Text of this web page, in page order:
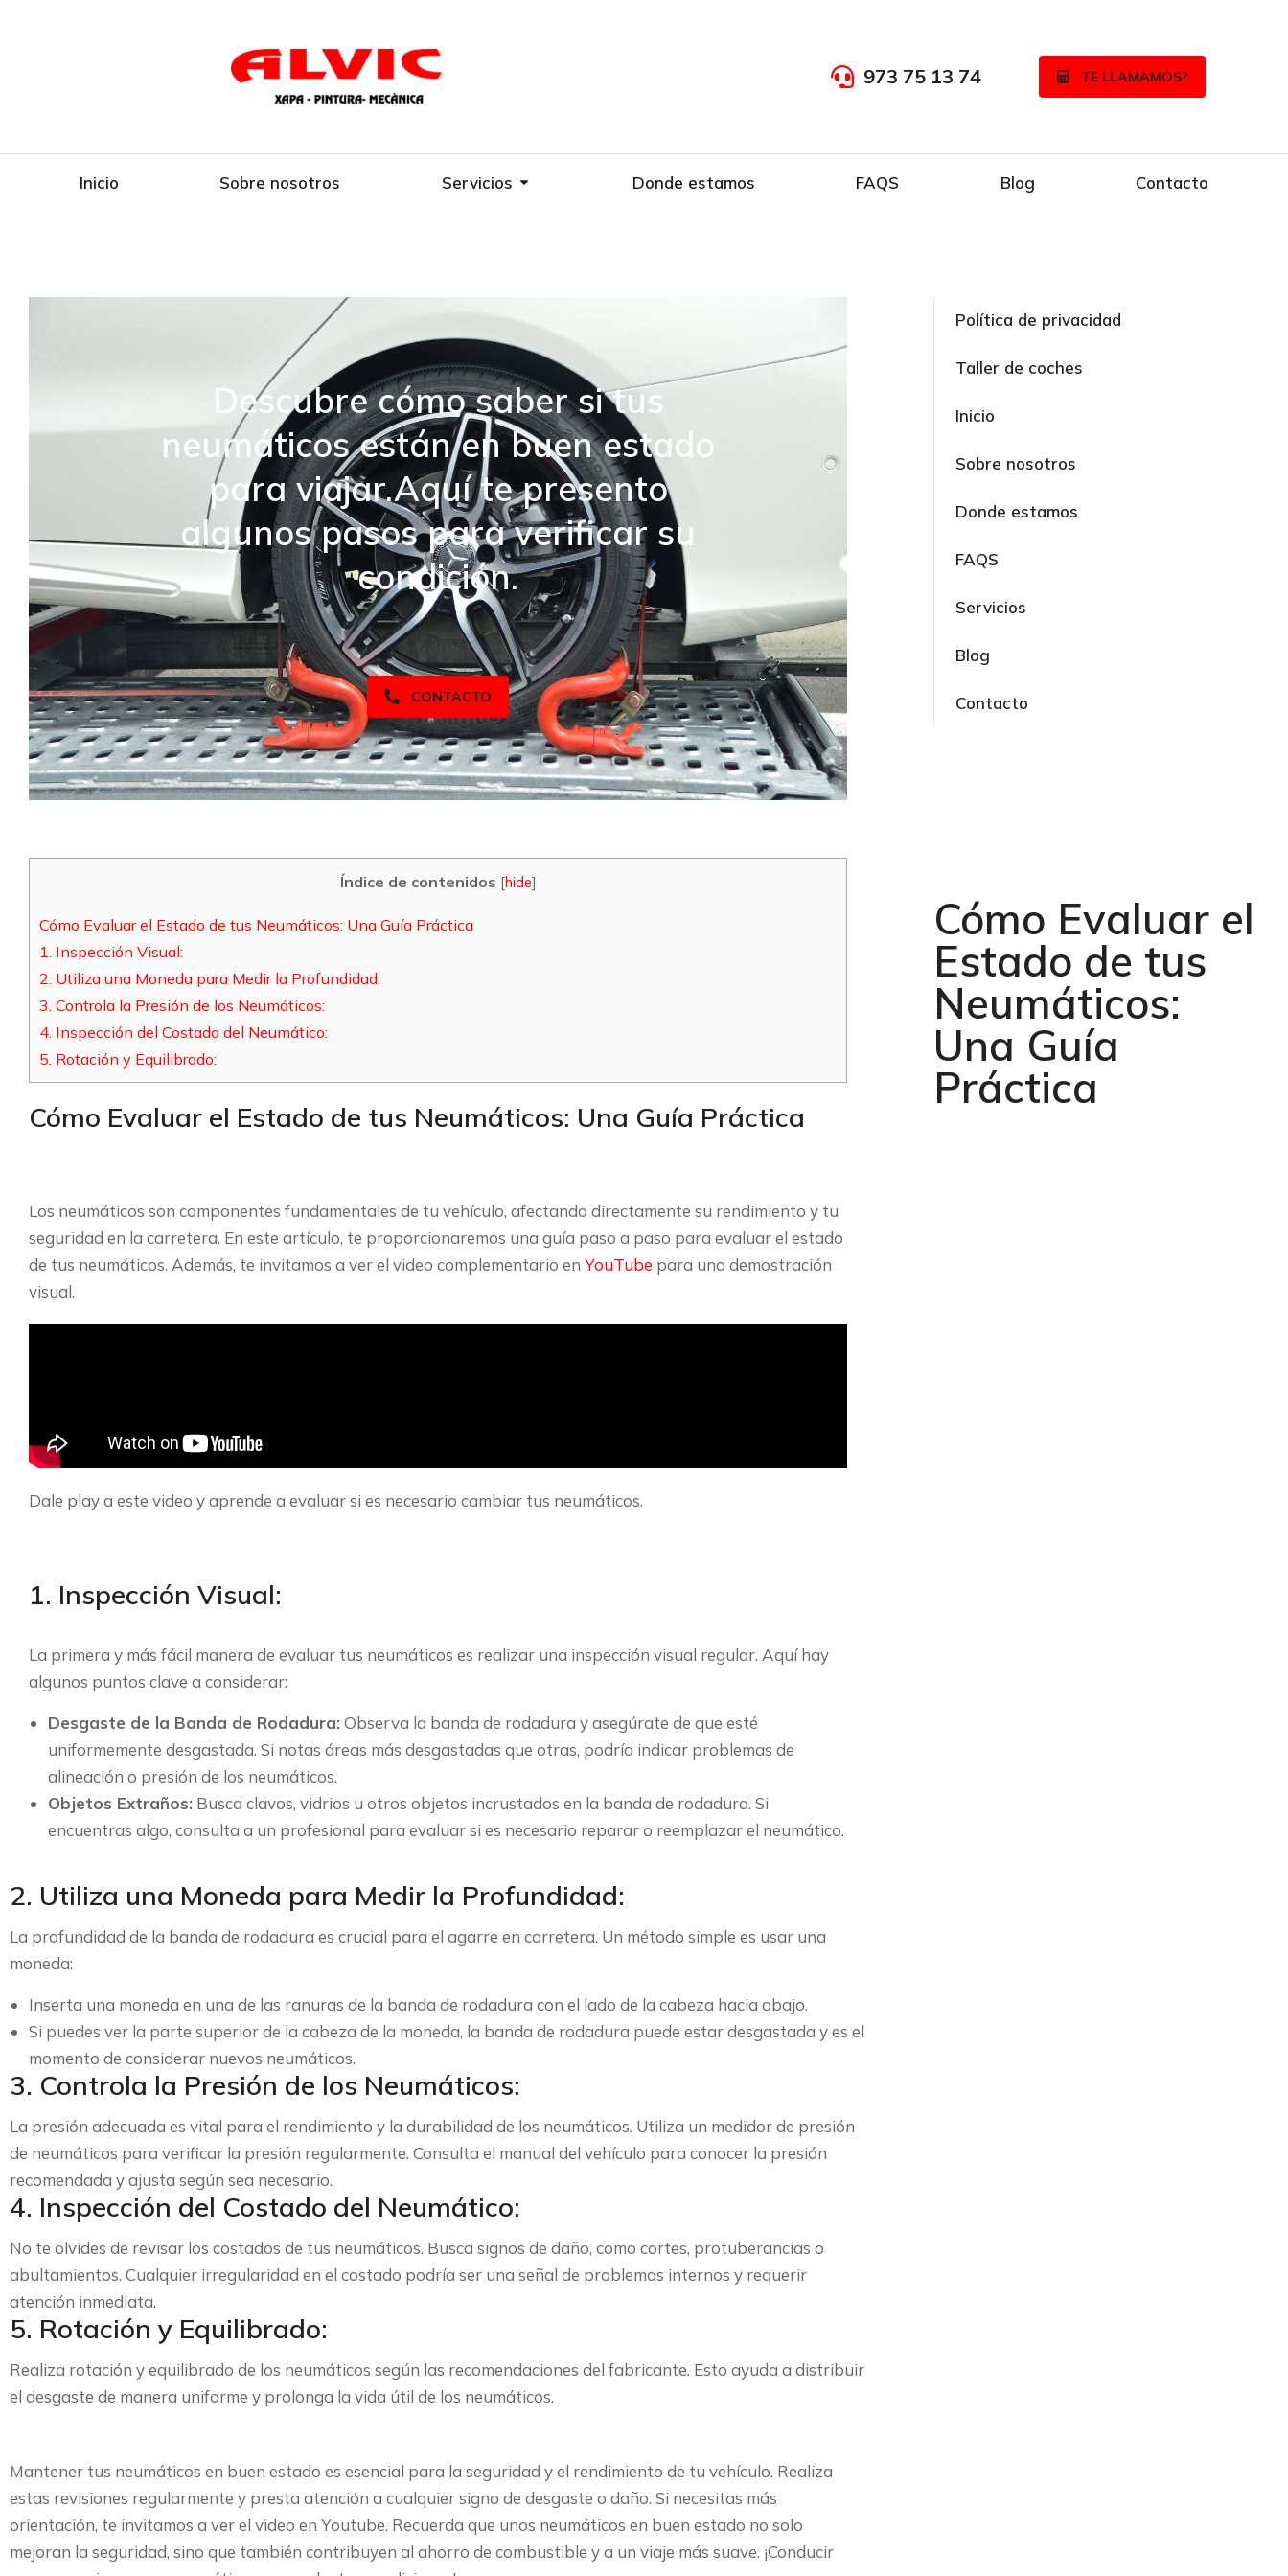
973 75 13 74 TE LLAMAMOS?
Inicio Sobre nosotros Servicios Donde estamos FAQS Blog Contacto
Descubre cómo saber si tus
neumáticos están en buen estado
para viajar.Aquí te presento
algunos pasos para verificar su
condición.
CONTACTO
Índice de contenidos [hide]
Cómo Evaluar el Estado de tus Neumáticos: Una Guía Práctica
1. Inspección Visual:
2. Utiliza una Moneda para Medir la Profundidad:
3. Controla la Presión de los Neumáticos:
4. Inspección del Costado del Neumático:
5. Rotación y Equilibrado:
Cómo Evaluar el Estado de tus Neumáticos: Una Guía Práctica
Los neumáticos son componentes fundamentales de tu vehículo, afectando directamente su rendimiento y tu
seguridad en la carretera. En este artículo, te proporcionaremos una guía paso a paso para evaluar el estado
de tus neumáticos. Además, te invitamos a ver el video complementario en YouTube para una demostración
visual.
Dale play a este video y aprende a evaluar si es necesario cambiar tus neumáticos.
1. Inspección Visual:
La primera y más fácil manera de evaluar tus neumáticos es realizar una inspección visual regular. Aquí hay
algunos puntos clave a considerar:
Desgaste de la Banda de Rodadura: Observa la banda de rodadura y asegúrate de que esté
uniformemente desgastada. Si notas áreas más desgastadas que otras, podría indicar problemas de
alineación o presión de los neumáticos.
Objetos Extraños: Busca clavos, vidrios u otros objetos incrustados en la banda de rodadura. Si
encuentras algo, consulta a un profesional para evaluar si es necesario reparar o reemplazar el neumático.
2. Utiliza una Moneda para Medir la Profundidad:
La profundidad de la banda de rodadura es crucial para el agarre en carretera. Un método simple es usar una
moneda:
Inserta una moneda en una de las ranuras de la banda de rodadura con el lado de la cabeza hacia abajo.
Si puedes ver la parte superior de la cabeza de la moneda, la banda de rodadura puede estar desgastada y es el
momento de considerar nuevos neumáticos.
3. Controla la Presión de los Neumáticos:
La presión adecuada es vital para el rendimiento y la durabilidad de los neumáticos. Utiliza un medidor de presión
de neumáticos para verificar la presión regularmente. Consulta el manual del vehículo para conocer la presión
recomendada y ajusta según sea necesario.
4. Inspección del Costado del Neumático:
No te olvides de revisar los costados de tus neumáticos. Busca signos de daño, como cortes, protuberancias o
abultamientos. Cualquier irregularidad en el costado podría ser una señal de problemas internos y requerir
atención inmediata.
5. Rotación y Equilibrado:
Realiza rotación y equilibrado de los neumáticos según las recomendaciones del fabricante. Esto ayuda a distribuir
el desgaste de manera uniforme y prolonga la vida útil de los neumáticos.
Mantener tus neumáticos en buen estado es esencial para la seguridad y el rendimiento de tu vehículo. Realiza
estas revisiones regularmente y presta atención a cualquier signo de desgaste o daño. Si necesitas más
orientación, te invitamos a ver el video en Youtube. Recuerda que unos neumáticos en buen estado no solo
mejoran la seguridad, sino que también contribuyen al ahorro de combustible y a un viaje más suave. ¡Conducir
Política de privacidad
Taller de coches
Inicio
Sobre nosotros
Donde estamos
FAQS
Servicios
Blog
Contacto
Cómo Evaluar el
Estado de tus
Neumáticos:
Una Guía
Práctica